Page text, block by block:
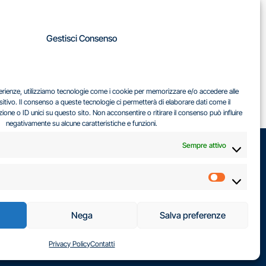
Gestisci Consenso
utilizziamo tecnologie come i cookie per memorizzare e/o accedere alle
Il consenso a queste tecnologie ci permetterà di elaborare dati come il
o ID unici su questo sito. Non acconsentire o ritirare il consenso può influire
negativamente su alcune caratteristiche e funzioni.
Sempre attivo
Nega Salva preferenze
Privacy PolicyContatti